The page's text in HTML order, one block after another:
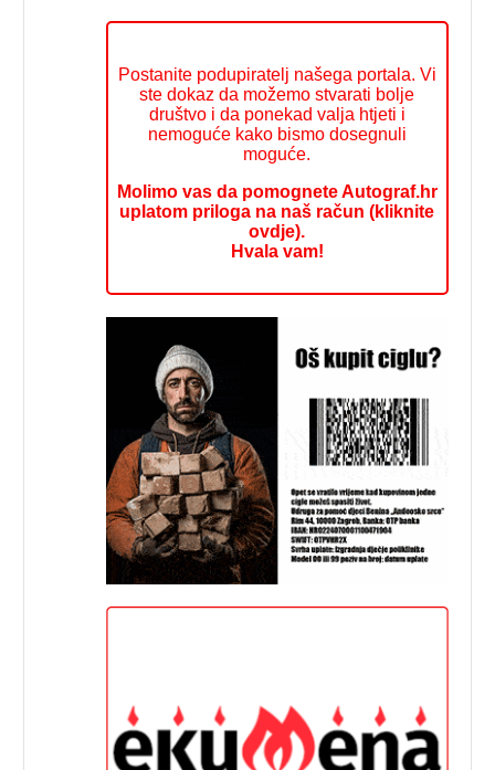
Postanite podupiratelj našega portala. Vi
ste dokaz da možemo stvarati bolje
društvo i da ponekad valja htjeti i
nemoguće kako bismo dosegnuli
moguće.
Molimo vas da pomognete Autograf.hr
uplatom priloga na naš račun (kliknite
ovdje).
Hvala vam!